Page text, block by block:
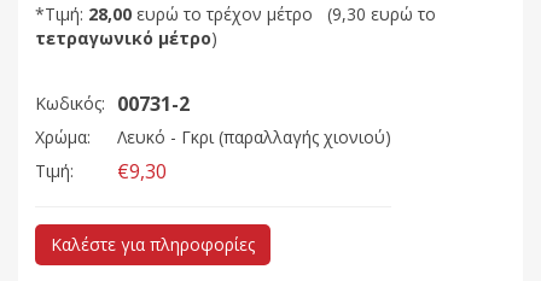
*Τιμή: 28,00 ευρώ το τρέχον μέτρο (9,30 ευρώ το
τετραγωνικό μέτρο)
Κωδικός: 00731-2
Χρώμα:
Λευκό - Γκρι (παραλλαγής χιονιού)
Τιμή:
€9,30
Καλέστε για πληροφορίες